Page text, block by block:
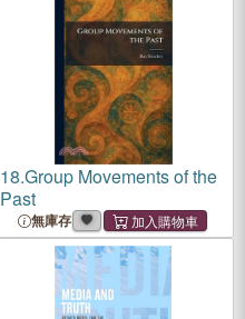
18.Group Movements of the
Past
無庫存